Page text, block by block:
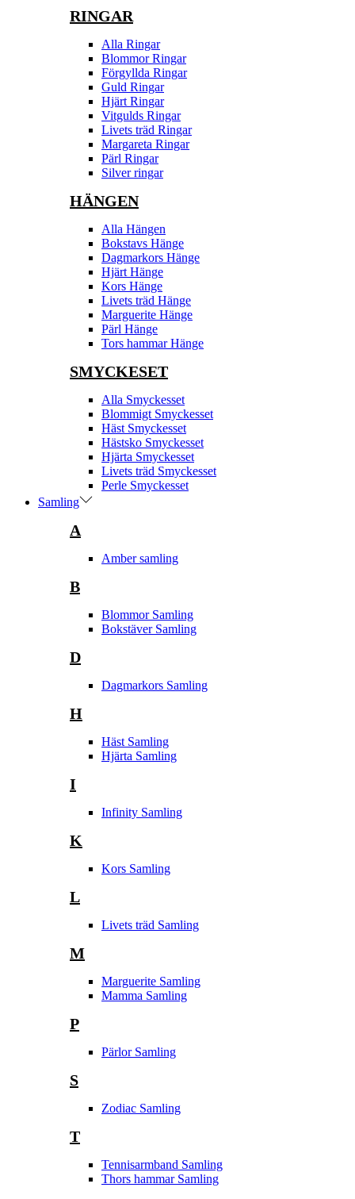
RINGAR
Alla Ringar
Blommor Ringar
Förgyllda Ringar
Guld Ringar
Hjärt Ringar
Vitgulds Ringar
Livets träd Ringar
Margareta Ringar
Pärl Ringar
Silver ringar
HÄNGEN
Alla Hängen
Bokstavs Hänge
Dagmarkors Hänge
Hjärt Hänge
Kors Hänge
Livets träd Hänge
Marguerite Hänge
Pärl Hänge
Tors hammar Hänge
SMYCKESET
Alla Smyckesset
Blommigt Smyckesset
Häst Smyckesset
Hästsko Smyckesset
Hjärta Smyckesset
Livets träd Smyckesset
Perle Smyckesset
Samling
A
Amber samling
B
Blommor Samling
Bokstäver Samling
D
Dagmarkors Samling
H
Häst Samling
Hjärta Samling
I
Infinity Samling
K
Kors Samling
L
Livets träd Samling
M
Marguerite Samling
Mamma Samling
P
Pärlor Samling
S
Zodiac Samling
T
Tennisarmband Samling
Thors hammar Samling